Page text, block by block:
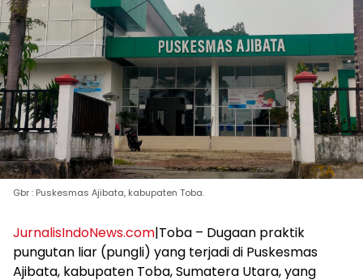
Gbr : Puskesmas Ajibata, kabupaten Toba.
JurnalisIndoNews.com|Toba – Dugaan praktik
pungutan liar (pungli) yang terjadi di Puskesmas
Ajibata, kabupaten Toba, Sumatera Utara, yang